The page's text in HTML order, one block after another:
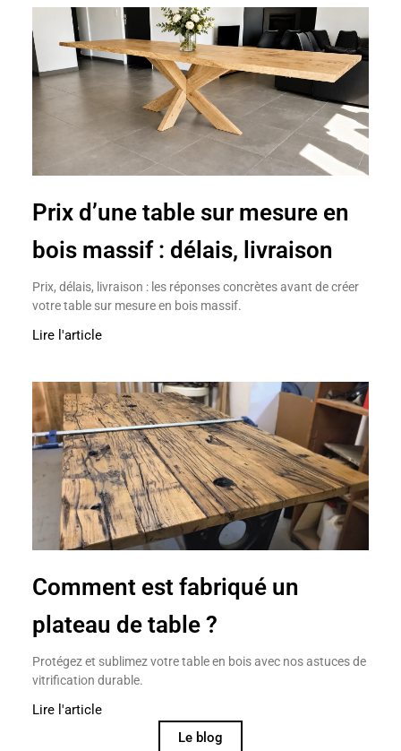
Prix d’une table sur mesure en
bois massif : délais, livraison
Prix, délais, livraison : les réponses concrètes avant de créer
votre table sur mesure en bois massif.
Lire l'article
Comment est fabriqué un
plateau de table ?
Protégez et sublimez votre table en bois avec nos astuces de
vitrification durable.
Lire l'article
Le blog